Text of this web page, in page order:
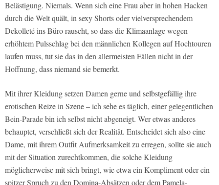
Belästigung. Niemals. Wenn sich eine Frau aber in hohen Hacken
durch die Welt quält, in sexy Shorts oder vielversprechendem
Dekolleté ins Büro rauscht, so dass die Klimaanlage wegen
erhöhtem Pulsschlag bei den männlichen Kollegen auf Hochtouren
laufen muss, tut sie das in den allermeisten Fällen nicht in der
Hoffnung, dass niemand sie bemerkt.
Mit ihrer Kleidung setzen Damen gerne und selbstgefällig ihre
erotischen Reize in Szene – ich sehe es täglich, einer gelegentlichen
Bein-Parade bin ich selbst nicht abgeneigt. Wer etwas anderes
behauptet, verschließt sich der Realität. Entscheidet sich also eine
Dame, mit ihrem Outfit Aufmerksamkeit zu erregen, sollte sie auch
mit der Situation zurechtkommen, die solche Kleidung
möglicherweise mit sich bringt, wie etwa ein Kompliment oder ein
spitzer Spruch zu den Domina-Absätzen oder dem Pamela-